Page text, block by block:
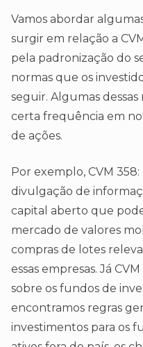
Vamos abordar
surgir em relação a
pela padronização do
normas que os
seguir. Algumas
certa frequência em
de ações.
Por exemplo, CVM
divulgação de
capital aberto que
mercado de valores
compras de lotes
essas empresas. Já
sobre os fundos de
encontramos regras
investimentos para os